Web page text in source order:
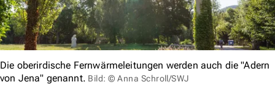
Die oberirdische Fernwärmeleitungen werden auch die "Adern
von Jena" genannt. Bild: © Anna Schroll/SWJ